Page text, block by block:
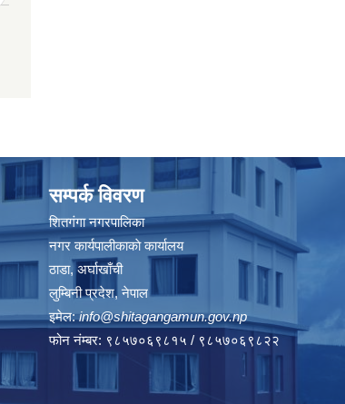
सम्पर्क विवरण
शितगंगा नगरपालिका
नगर कार्यपालीकाकाे कार्यालय
ठाडा, अर्घाखाँची
लुम्बिनी प्रदेश, नेपाल
इमेल:info@shitagangamun.gov.np
फोन नंम्बर: ९८५७०६९८१५ / ९८५७०६९८२२